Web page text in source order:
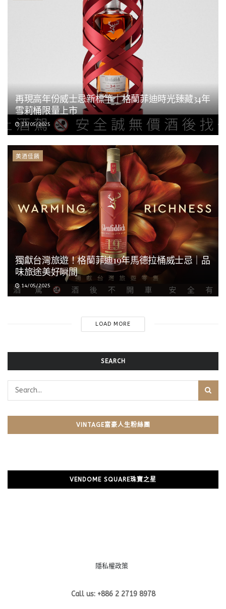
再現高年份威士忌新標竿｜格蘭菲迪時光臻藏34年
雪莉桶限量上市
13/05/2025
美酒佳餚
獨獻台灣旅遊！格蘭菲迪19年馬德拉桶威士忌｜品
味旅途美好瞬間
14/05/2025
LOAD MORE
SEARCH
VINTAGE富豪人生粉絲團
VENDOME SQUARE珠寶之星
隱私權政策
Call us: +886 2 2719 8978